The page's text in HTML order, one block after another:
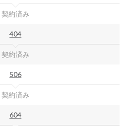
契約済み
404
契約済み
506
契約済み
604